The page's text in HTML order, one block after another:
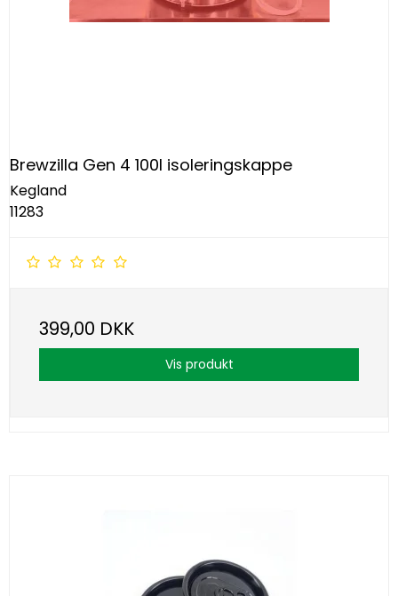
Brewzilla Gen 4 100l isoleringskappe
Kegland
11283
399,00 DKK
Vis produkt